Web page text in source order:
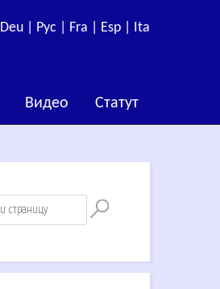
Deu | Рус | Fra | Esp | Ita
Видео Статут